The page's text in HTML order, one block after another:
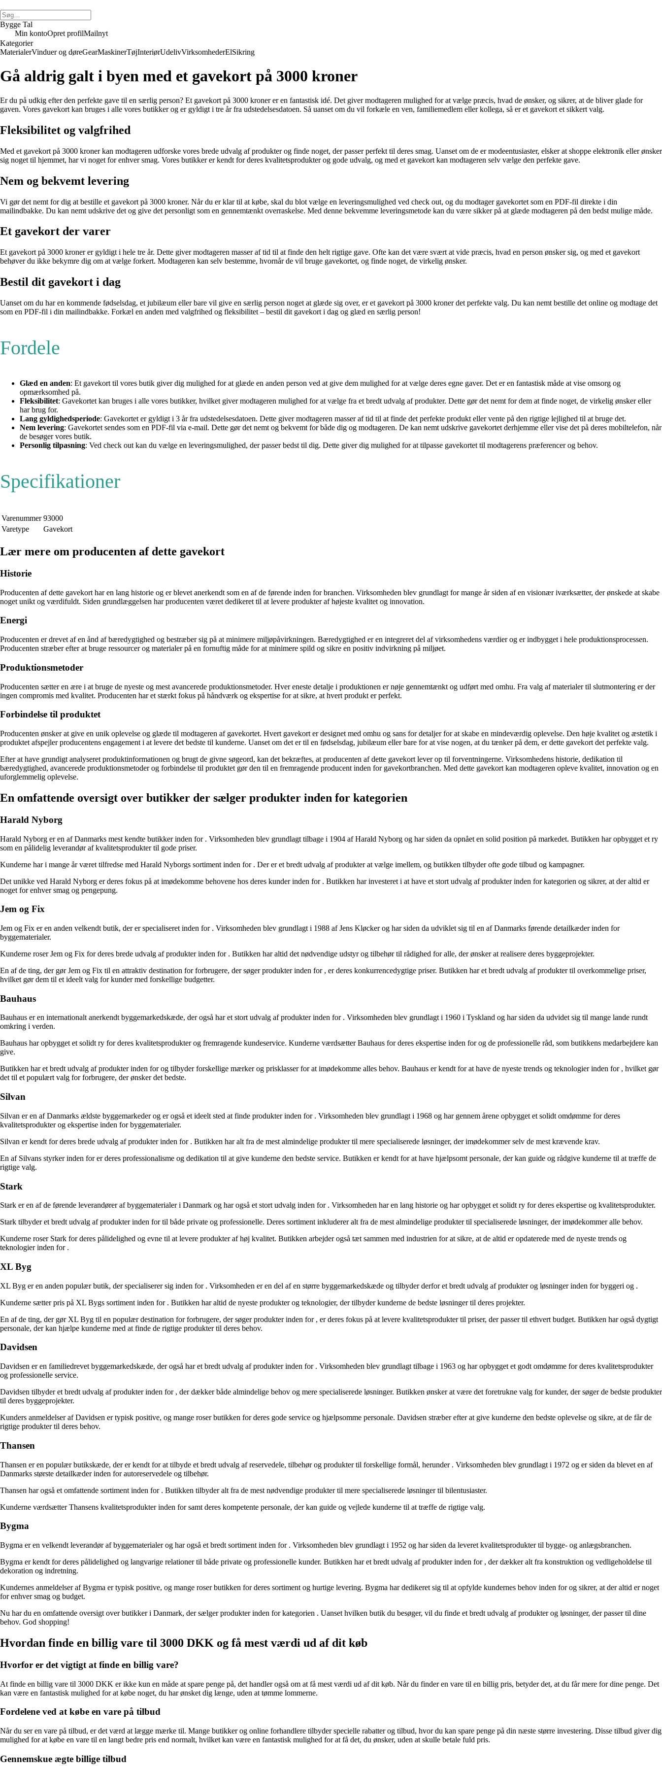
Bygge Tal
Min kontoOpret profilMailnyt
Kategorier
MaterialerVinduer og døreGearMaskinerTøjInteriørUdelivVirksomhederElSikring
Gå aldrig galt i byen med et gavekort på 3000 kroner
Er du på udkig efter den perfekte gave til en særlig person? Et gavekort på 3000 kroner er en fantastisk idé. Det giver modtageren mulighed for at vælge præcis, hvad de ønsker, og sikrer, at de bliver glade for
gaven. Vores gavekort kan bruges i alle vores butikker og er gyldigt i tre år fra udstedelsesdatoen. Så uanset om du vil forkæle en ven, familiemedlem eller kollega, så er et gavekort et sikkert valg.
Fleksibilitet og valgfrihed
Med et gavekort på 3000 kroner kan modtageren udforske vores brede udvalg af produkter og finde noget, der passer perfekt til deres smag. Uanset om de er modeentusiaster, elsker at shoppe elektronik eller ønsker
sig noget til hjemmet, har vi noget for enhver smag. Vores butikker er kendt for deres kvalitetsprodukter og gode udvalg, og med et gavekort kan modtageren selv vælge den perfekte gave.
Nem og bekvemt levering
Vi gør det nemt for dig at bestille et gavekort på 3000 kroner. Når du er klar til at købe, skal du blot vælge en leveringsmulighed ved check out, og du modtager gavekortet som en PDF-fil direkte i din
mailindbakke. Du kan nemt udskrive det og give det personligt som en gennemtænkt overraskelse. Med denne bekvemme leveringsmetode kan du være sikker på at glæde modtageren på den bedst mulige måde.
Et gavekort der varer
Et gavekort på 3000 kroner er gyldigt i hele tre år. Dette giver modtageren masser af tid til at finde den helt rigtige gave. Ofte kan det være svært at vide præcis, hvad en person ønsker sig, og med et gavekort
behøver du ikke bekymre dig om at vælge forkert. Modtageren kan selv bestemme, hvornår de vil bruge gavekortet, og finde noget, de virkelig ønsker.
Bestil dit gavekort i dag
Uanset om du har en kommende fødselsdag, et jubilæum eller bare vil give en særlig person noget at glæde sig over, er et gavekort på 3000 kroner det perfekte valg. Du kan nemt bestille det online og modtage det
som en PDF-fil i din mailindbakke. Forkæl en anden med valgfrihed og fleksibilitet – bestil dit gavekort i dag og glæd en særlig person!
Fordele
Glæd en anden: Et gavekort til vores butik giver dig mulighed for at glæde en anden person ved at give dem mulighed for at vælge deres egne gaver. Det er en fantastisk måde at vise omsorg og
opmærksomhed på.
Fleksibilitet: Gavekortet kan bruges i alle vores butikker, hvilket giver modtageren mulighed for at vælge fra et bredt udvalg af produkter. Dette gør det nemt for dem at finde noget, de virkelig ønsker eller
har brug for.
Lang gyldighedsperiode: Gavekortet er gyldigt i 3 år fra udstedelsesdatoen. Dette giver modtageren masser af tid til at finde det perfekte produkt eller vente på den rigtige lejlighed til at bruge det.
Nem levering: Gavekortet sendes som en PDF-fil via e-mail. Dette gør det nemt og bekvemt for både dig og modtageren. De kan nemt udskrive gavekortet derhjemme eller vise det på deres mobiltelefon, når
de besøger vores butik.
Personlig tilpasning: Ved check out kan du vælge en leveringsmulighed, der passer bedst til dig. Dette giver dig mulighed for at tilpasse gavekortet til modtagerens præferencer og behov.
Specifikationer
Varenummer 93000
Varetype
Gavekort
Lær mere om producenten af dette gavekort
Historie
Producenten af dette gavekort har en lang historie og er blevet anerkendt som en af ​​de førende inden for branchen. Virksomheden blev grundlagt for mange år siden af en visionær iværksætter, der ønskede at skabe
noget unikt og værdifuldt. Siden grundlæggelsen har producenten været dedikeret til at levere produkter af højeste kvalitet og innovation.
Energi
Producenten er drevet af en ånd af bæredygtighed og bestræber sig på at minimere miljøpåvirkningen. Bæredygtighed er en integreret del af virksomhedens værdier og er indbygget i hele produktionsprocessen.
Producenten stræber efter at bruge ressourcer og materialer på en fornuftig måde for at minimere spild og sikre en positiv indvirkning på miljøet.
Produktionsmetoder
Producenten sætter en ære i at bruge de nyeste og mest avancerede produktionsmetoder. Hver eneste detalje i produktionen er nøje gennemtænkt og udført med omhu. Fra valg af materialer til slutmontering er der
ingen compromis med kvalitet. Producenten har et stærkt fokus på håndværk og ekspertise for at sikre, at hvert produkt er perfekt.
Forbindelse til produktet
Producenten ønsker at give en unik oplevelse og glæde til modtageren af gavekortet. Hvert gavekort er designet med omhu og sans for detaljer for at skabe en mindeværdig oplevelse. Den høje kvalitet og æstetik i
produktet afspejler producentens engagement i at levere det bedste til kunderne. Uanset om det er til en fødselsdag, jubilæum eller bare for at vise nogen, at du tænker på dem, er dette gavekort det perfekte valg.
Efter at have grundigt analyseret produktinformationen og brugt de givne søgeord, kan det bekræftes, at producenten af ​​dette gavekort lever op til forventningerne. Virksomhedens historie, dedikation til
bæredygtighed, avancerede produktionsmetoder og forbindelse til produktet gør den til en fremragende producent inden for gavekortbranchen. Med dette gavekort kan modtageren opleve kvalitet, innovation og en
uforglemmelig oplevelse.
En omfattende oversigt over butikker der sælger produkter inden for kategorien
Harald Nyborg
Harald Nyborg er en af Danmarks mest kendte butikker inden for . Virksomheden blev grundlagt tilbage i 1904 af Harald Nyborg og har siden da opnået en solid position på markedet. Butikken har opbygget et ry
som en pålidelig leverandør af kvalitetsprodukter til gode priser.
Kunderne har i mange år været tilfredse med Harald Nyborgs sortiment inden for . Der er et bredt udvalg af produkter at vælge imellem, og butikken tilbyder ofte gode tilbud og kampagner.
Det unikke ved Harald Nyborg er deres fokus på at imødekomme behovene hos deres kunder inden for . Butikken har investeret i at have et stort udvalg af produkter inden for kategorien og sikrer, at der altid er
noget for enhver smag og pengepung.
Jem og Fix
Jem og Fix er en anden velkendt butik, der er specialiseret inden for . Virksomheden blev grundlagt i 1988 af Jens Kløcker og har siden da udviklet sig til en af Danmarks førende detailkæder inden for
byggematerialer.
Kunderne roser Jem og Fix for deres brede udvalg af produkter inden for . Butikken har altid det nødvendige udstyr og tilbehør til rådighed for alle, der ønsker at realisere deres byggeprojekter.
En af de ting, der gør Jem og Fix til en attraktiv destination for forbrugere, der søger produkter inden for , er deres konkurrencedygtige priser. Butikken har et bredt udvalg af produkter til overkommelige priser,
hvilket gør dem til et ideelt valg for kunder med forskellige budgetter.
Bauhaus
Bauhaus er en internationalt anerkendt byggemarkedskæde, der også har et stort udvalg af produkter inden for . Virksomheden blev grundlagt i 1960 i Tyskland og har siden da udvidet sig til mange lande rundt
omkring i verden.
Bauhaus har opbygget et solidt ry for deres kvalitetsprodukter og fremragende kundeservice. Kunderne værdsætter Bauhaus for deres ekspertise inden forog de professionelle råd, som butikkens medarbejdere kan
give.
Butikken har et bredt udvalg af produkter inden forog tilbyder forskellige mærker og prisklasser for at imødekomme alles behov. Bauhaus er kendt for at have de nyeste trends og teknologier inden for , hvilket gør
det til et populært valg for forbrugere, der ønsker det bedste.
Silvan
Silvan er en af Danmarks ældste byggemarkeder og er også et ideelt sted at finde produkter inden for . Virksomheden blev grundlagt i 1968 og har gennem årene opbygget et solidt omdømme for deres
kvalitetsprodukter og ekspertise inden for byggematerialer.
Silvan er kendt for deres brede udvalg af produkter inden for . Butikken har alt fra de mest almindelige produkter til mere specialiserede løsninger, der imødekommer selv de mest krævende krav.
En af Silvans styrker inden forer deres professionalisme og dedikation til at give kunderne den bedste service. Butikken er kendt for at have hjælpsomt personale, der kan guide og rådgive kunderne til at træffe de
rigtige valg.
Stark
Stark er en af de førende leverandører af byggematerialer i Danmark og har også et stort udvalg inden for . Virksomheden har en lang historie og har opbygget et solidt ry for deres ekspertise og kvalitetsprodukter.
Stark tilbyder et bredt udvalg af produkter inden fortil både private og professionelle. Deres sortiment inkluderer alt fra de mest almindelige produkter til specialiserede løsninger, der imødekommer alle behov.
Kunderne roser Stark for deres pålidelighed og evne til at levere produkter af høj kvalitet. Butikken arbejder også tæt sammen med industrien for at sikre, at de altid er opdaterede med de nyeste trends og
teknologier inden for .
XL Byg
XL Byg er en anden populær butik, der specialiserer sig inden for . Virksomheden er en del af en større byggemarkedskæde og tilbyder derfor et bredt udvalg af produkter og løsninger inden for byggeri og .
Kunderne sætter pris på XL Bygs sortiment inden for . Butikken har altid de nyeste produkter og teknologier, der tilbyder kunderne de bedste løsninger til deres projekter.
En af de ting, der gør XL Byg til en populær destination for forbrugere, der søger produkter inden for , er deres fokus på at levere kvalitetsprodukter til priser, der passer til ethvert budget. Butikken har også dygtigt
personale, der kan hjælpe kunderne med at finde de rigtige produkter til deres behov.
Davidsen
Davidsen er en familiedrevet byggemarkedskæde, der også har et bredt udvalg af produkter inden for . Virksomheden blev grundlagt tilbage i 1963 og har opbygget et godt omdømme for deres kvalitetsprodukter
og professionelle service.
Davidsen tilbyder et bredt udvalg af produkter inden for , der dækker både almindelige behov og mere specialiserede løsninger. Butikken ønsker at være det foretrukne valg for kunder, der søger de bedste produkter
til deres byggeprojekter.
Kunders anmeldelser af Davidsen er typisk positive, og mange roser butikken for deres gode service og hjælpsomme personale. Davidsen stræber efter at give kunderne den bedste oplevelse og sikre, at de får de
rigtige produkter til deres behov.
Thansen
Thansen er en populær butikskæde, der er kendt for at tilbyde et bredt udvalg af reservedele, tilbehør og produkter til forskellige formål, herunder . Virksomheden blev grundlagt i 1972 og er siden da blevet en af
Danmarks største detailkæder inden for autoreservedele og tilbehør.
Thansen har også et omfattende sortiment inden for . Butikken tilbyder alt fra de mest nødvendige produkter til mere specialiserede løsninger til bilentusiaster.
Kunderne værdsætter Thansens kvalitetsprodukter inden forsamt deres kompetente personale, der kan guide og vejlede kunderne til at træffe de rigtige valg.
Bygma
Bygma er en velkendt leverandør af byggematerialer og har også et bredt sortiment inden for . Virksomheden blev grundlagt i 1952 og har siden da leveret kvalitetsprodukter til bygge- og anlægsbranchen.
Bygma er kendt for deres pålidelighed og langvarige relationer til både private og professionelle kunder. Butikken har et bredt udvalg af produkter inden for , der dækker alt fra konstruktion og vedligeholdelse til
dekoration og indretning.
Kundernes anmeldelser af Bygma er typisk positive, og mange roser butikken for deres sortiment og hurtige levering. Bygma har dedikeret sig til at opfylde kundernes behov inden forog sikrer, at der altid er noget
for enhver smag og budget.
Nu har du en omfattende oversigt over butikker i Danmark, der sælger produkter inden for kategorien . Uanset hvilken butik du besøger, vil du finde et bredt udvalg af produkter og løsninger, der passer til dine
behov. God shopping!
Hvordan finde en billig vare til 3000 DKK og få mest værdi ud af dit køb
Hvorfor er det vigtigt at finde en billig vare?
At finde en billig vare til 3000 DKK er ikke kun en måde at spare penge på, det handler også om at få mest værdi ud af dit køb. Når du finder en vare til en billig pris, betyder det, at du får mere for dine penge. Det
kan være en fantastisk mulighed for at købe noget, du har ønsket dig længe, uden at tømme lommerne.
Fordelene ved at købe en vare på tilbud
Når du ser en vare på tilbud, er det værd at lægge mærke til. Mange butikker og online forhandlere tilbyder specielle rabatter og tilbud, hvor du kan spare penge på din næste større investering. Disse tilbud giver dig
mulighed for at købe en vare til en langt bedre pris end normalt, hvilket kan være en fantastisk mulighed for at få det, du ønsker, uden at skulle betale fuld pris.
Gennemskue ægte billige tilbud